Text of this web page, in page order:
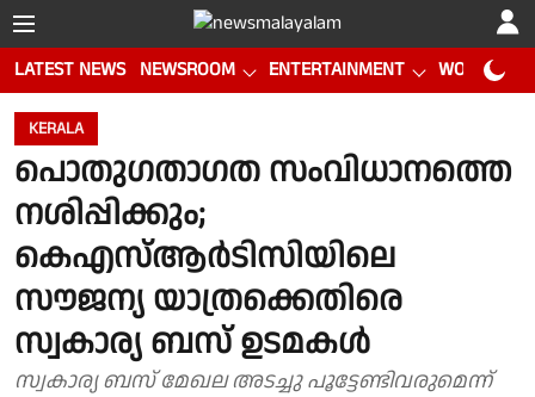
LATEST NEWS NEWSROOM ENTERTAINMENT WORLD CUP
KERALA
പൊതുഗതാഗത സംവിധാനത്തെ
നശിപ്പിക്കും;
കെഎസ്ആർടിസിയിലെ
സൗജന്യ യാത്രക്കെതിരെ
സ്വകാര്യ ബസ് ഉടമകൾ
സ്വകാര്യ ബസ് മേഖല അടച്ചു പൂട്ടേണ്ടിവരുമെന്ന്